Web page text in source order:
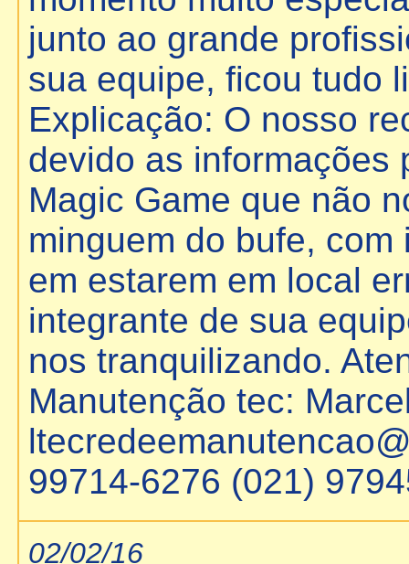
junto ao grande
sua equipe, ficou tudo
Explicação: O nosso
devido as informações
Magic Game que não
minguem do bufe,
em estarem em local
integrante de sua
nos tranquilizando.
Manutenção tec:
99714-6276 (021)
02/02/16